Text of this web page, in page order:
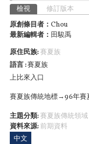
主要索引標籤
檢視 (作用中頁籤)
修訂版本
原創條目者： Chou
最新編輯者： 田駿禹
原住民族: 賽夏族
語言 賽夏族
上比來入口
賽夏族傳統地標→96年賽
主題分類: 賽夏族傳統領域
資料來源:前期資料
中文